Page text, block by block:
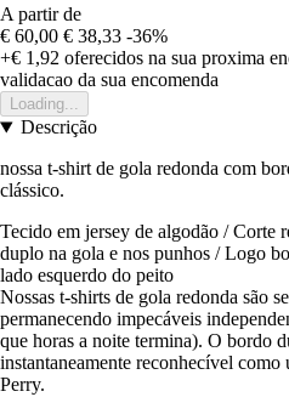
A partir de
€ 60,00 € 38,33 -36%
+€ 1,92 oferecidos na sua proxima
validacao da sua encomenda
Loading...
Descrição
nossa t-shirt de gola redonda com
clássico.
Tecido em jersey de algodão / Corte
duplo na gola e nos punhos / Logo
lado esquerdo do peito
Nossas t-shirts de gola redonda são
permanecendo impecáveis
que horas a noite termina). O bordo
instantaneamente reconhecível
Perry.